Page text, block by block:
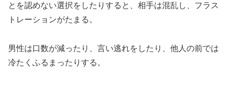
とを認めない選択をしたりすると、相手は混乱し、フラス
トレーションがたまる。
男性は口数が減ったり、言い逃れをしたり、他人の前では
冷たくふるまったりする。